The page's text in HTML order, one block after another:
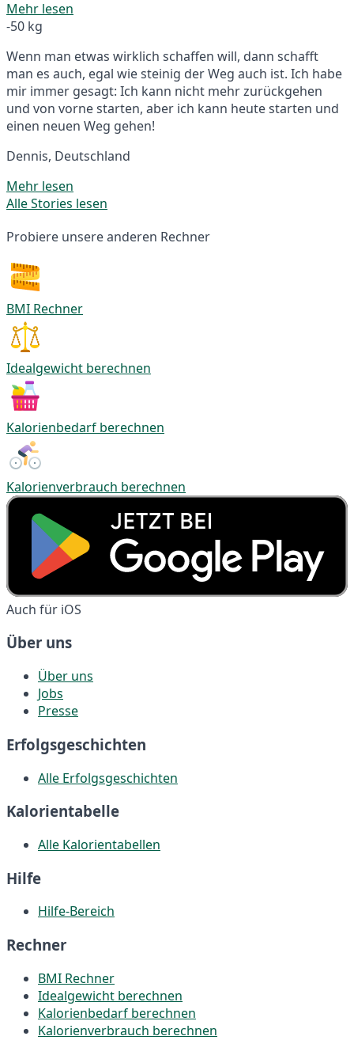
Mehr lesen
-50 kg
Wenn man etwas wirklich schaffen will, dann schafft
man es auch, egal wie steinig der Weg auch ist. Ich habe
mir immer gesagt: Ich kann nicht mehr zurückgehen
und von vorne starten, aber ich kann heute starten und
einen neuen Weg gehen!
Dennis, Deutschland
Mehr lesen
Alle Stories lesen
Probiere unsere anderen Rechner
BMI Rechner
Idealgewicht berechnen
Kalorienbedarf berechnen
Kalorienverbrauch berechnen
Auch für iOS
Über uns
Über uns
Jobs
Presse
Erfolgsgeschichten
Alle Erfolgsgeschichten
Kalorientabelle
Alle Kalorientabellen
Hilfe
Hilfe-Bereich
Rechner
BMI Rechner
Idealgewicht berechnen
Kalorienbedarf berechnen
Kalorienverbrauch berechnen